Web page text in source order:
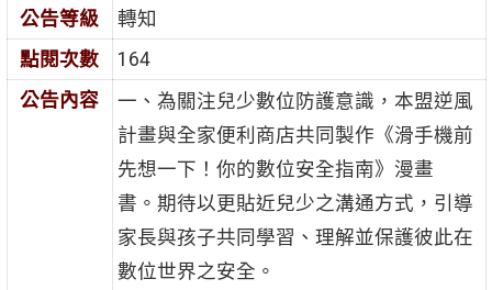
公告等級
轉知
點閱次數
164
公告內容
一、為關注兒少數位防護意識，本盟逆風
計畫與全家便利商店共同製作《滑手機前
先想一下！你的數位安全指南》漫畫
書。期待以更貼近兒少之溝通方式，引導
家長與孩子共同學習、理解並保護彼此在
數位世界之安全。